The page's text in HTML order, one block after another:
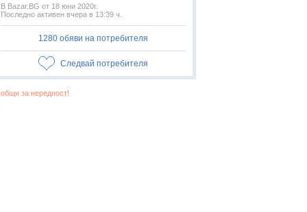
В Bazar.BG от 18 юни 2020г.
Последно активен вчера в 13:39 ч.
1280 обяви на потребителя
Следвай потребителя
за нередност!